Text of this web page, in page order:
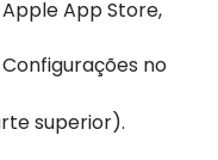
App Store,
no
superior).